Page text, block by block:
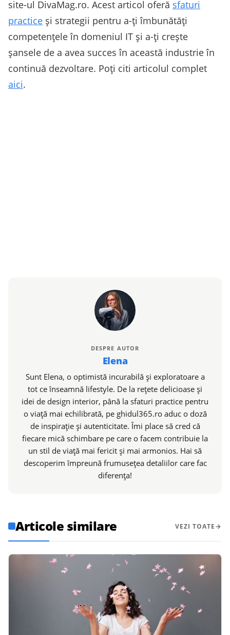
site-ul DivaMag.ro. Acest articol oferă sfaturi
practice și strategii pentru a-ți îmbunătăți
competențele în domeniul IT și a-ți crește
șansele de a avea succes în această industrie în
continuă dezvoltare. Poți citi articolul complet
aici.
DESPRE AUTOR
Elena
Sunt Elena, o optimistă incurabilă și exploratoare a
tot ce înseamnă lifestyle. De la rețete delicioase și
idei de design interior, până la sfaturi practice pentru
o viață mai echilibrată, pe ghidul365.ro aduc o doză
de inspirație și autenticitate. Îmi place să cred că
fiecare mică schimbare pe care o facem contribuie la
un stil de viață mai fericit și mai armonios. Hai să
descoperim împreună frumusețea detaliilor care fac
diferența!
Articole similare VEZI TOATE